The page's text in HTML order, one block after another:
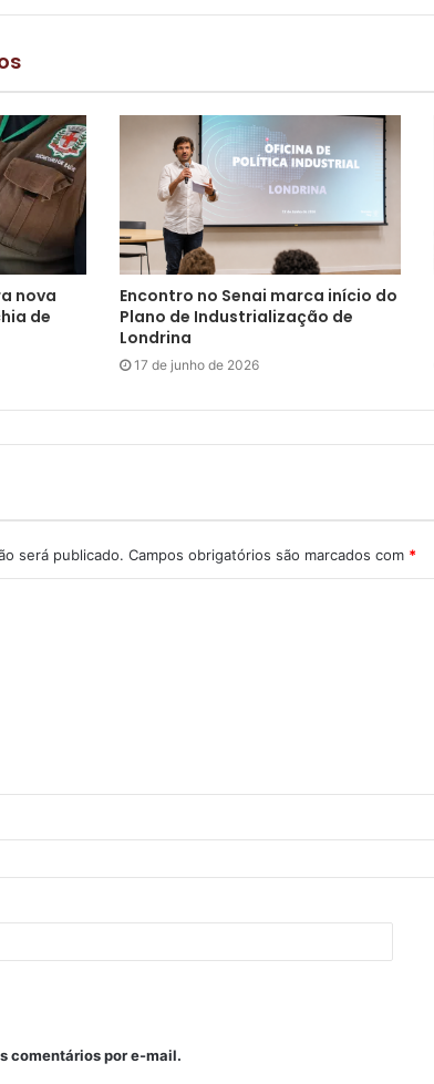
nova
de
Encontro no Senai marca início do
Plano de Industrialização de
Londrina
17 de junho de 2026
será publicado. Campos obrigatórios são marcados com *
comentários por e-mail.